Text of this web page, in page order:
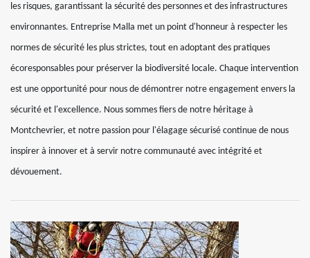
les risques, garantissant la sécurité des personnes et des infrastructures
environnantes. Entreprise Malla met un point d'honneur à respecter les
normes de sécurité les plus strictes, tout en adoptant des pratiques
écoresponsables pour préserver la biodiversité locale. Chaque intervention
est une opportunité pour nous de démontrer notre engagement envers la
sécurité et l'excellence. Nous sommes fiers de notre héritage à
Montchevrier, et notre passion pour l'élagage sécurisé continue de nous
inspirer à innover et à servir notre communauté avec intégrité et
dévouement.